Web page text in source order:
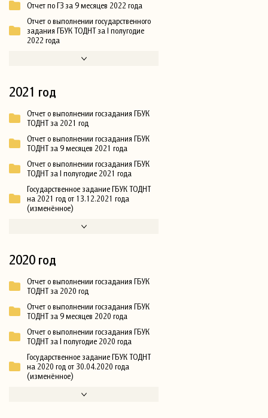
Отчет по ГЗ за 9 месяцев 2022 года
Отчет о выполнении государственного
задания ГБУК ТОДНТ за I полугодие
2022 года
2021 год
Отчет о выполнении госзадания ГБУК
ТОДНТ за 2021 год
Отчет о выполнении госзадания ГБУК
ТОДНТ за 9 месяцев 2021 года
Отчет о выполнении госзадания ГБУК
ТОДНТ за I полугодие 2021 года
Государственное задание ГБУК ТОДНТ
на 2021 год от 13.12.2021 года
(изменённое)
2020 год
Отчет о выполнении госзадания ГБУК
ТОДНТ за 2020 год
Отчет о выполнении госзадания ГБУК
ТОДНТ за 9 месяцев 2020 года
Отчет о выполнении госзадания ГБУК
ТОДНТ за I полугодие 2020 года
Государственное задание ГБУК ТОДНТ
на 2020 год от 30.04.2020 года
(изменённое)